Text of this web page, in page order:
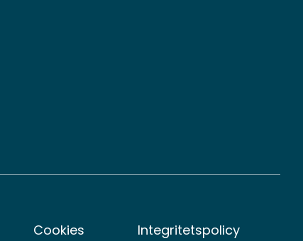
Cookies Integritetspolicy